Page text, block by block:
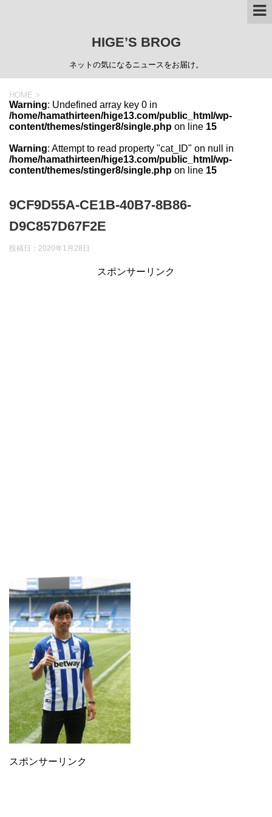
HIGE’S BROG
ネットの気になるニュースをお届け。
HOME >
Warning: Undefined array key 0 in
/home/hamathirteen/hige13.com/public_html/wp-
content/themes/stinger8/single.php on line 15
Warning: Attempt to read property "cat_ID" on null in
/home/hamathirteen/hige13.com/public_html/wp-
content/themes/stinger8/single.php on line 15
9CF9D55A-CE1B-40B7-8B86-
D9C857D67F2E
投稿日： 2020年1月28日
スポンサーリンク
スポンサーリンク